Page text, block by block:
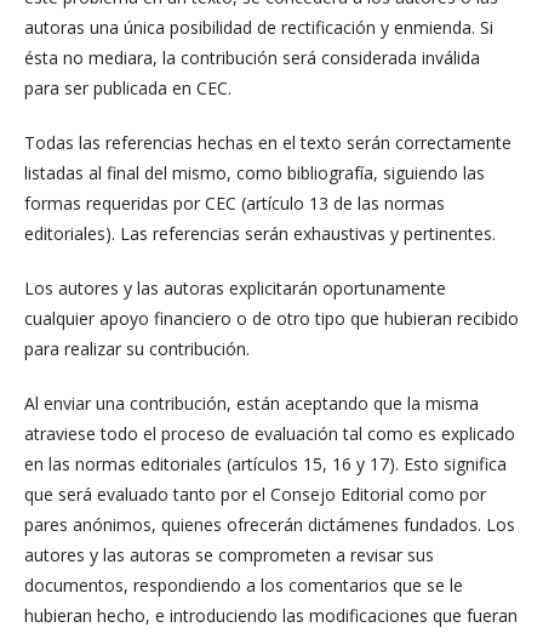
autoras una única posibilidad de rectificación y enmienda. Si
ésta no mediara, la contribución será considerada inválida
para ser publicada en CEC.
Todas las referencias hechas en el texto serán correctamente
listadas al final del mismo, como bibliografía, siguiendo las
formas requeridas por CEC (artículo 13 de las normas
editoriales). Las referencias serán exhaustivas y pertinentes.
Los autores y las autoras explicitarán oportunamente
cualquier apoyo financiero o de otro tipo que hubieran recibido
para realizar su contribución.
Al enviar una contribución, están aceptando que la misma
atraviese todo el proceso de evaluación tal como es explicado
en las normas editoriales (artículos 15, 16 y 17). Esto significa
que será evaluado tanto por el Consejo Editorial como por
pares anónimos, quienes ofrecerán dictámenes fundados. Los
autores y las autoras se comprometen a revisar sus
documentos, respondiendo a los comentarios que se le
hubieran hecho, e introduciendo las modificaciones que fueran